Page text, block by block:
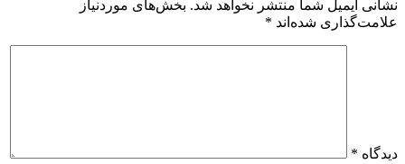
نشانی ایمیل شما منتشر نخواهد شد. بخش‌های موردنیاز
علامت‌گذاری شده‌اند *
دیدگاه *